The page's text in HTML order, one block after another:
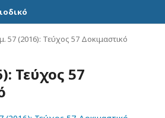
57 (2016): Τεύχος 57 Δοκιμαστικό
Τεύχος 57